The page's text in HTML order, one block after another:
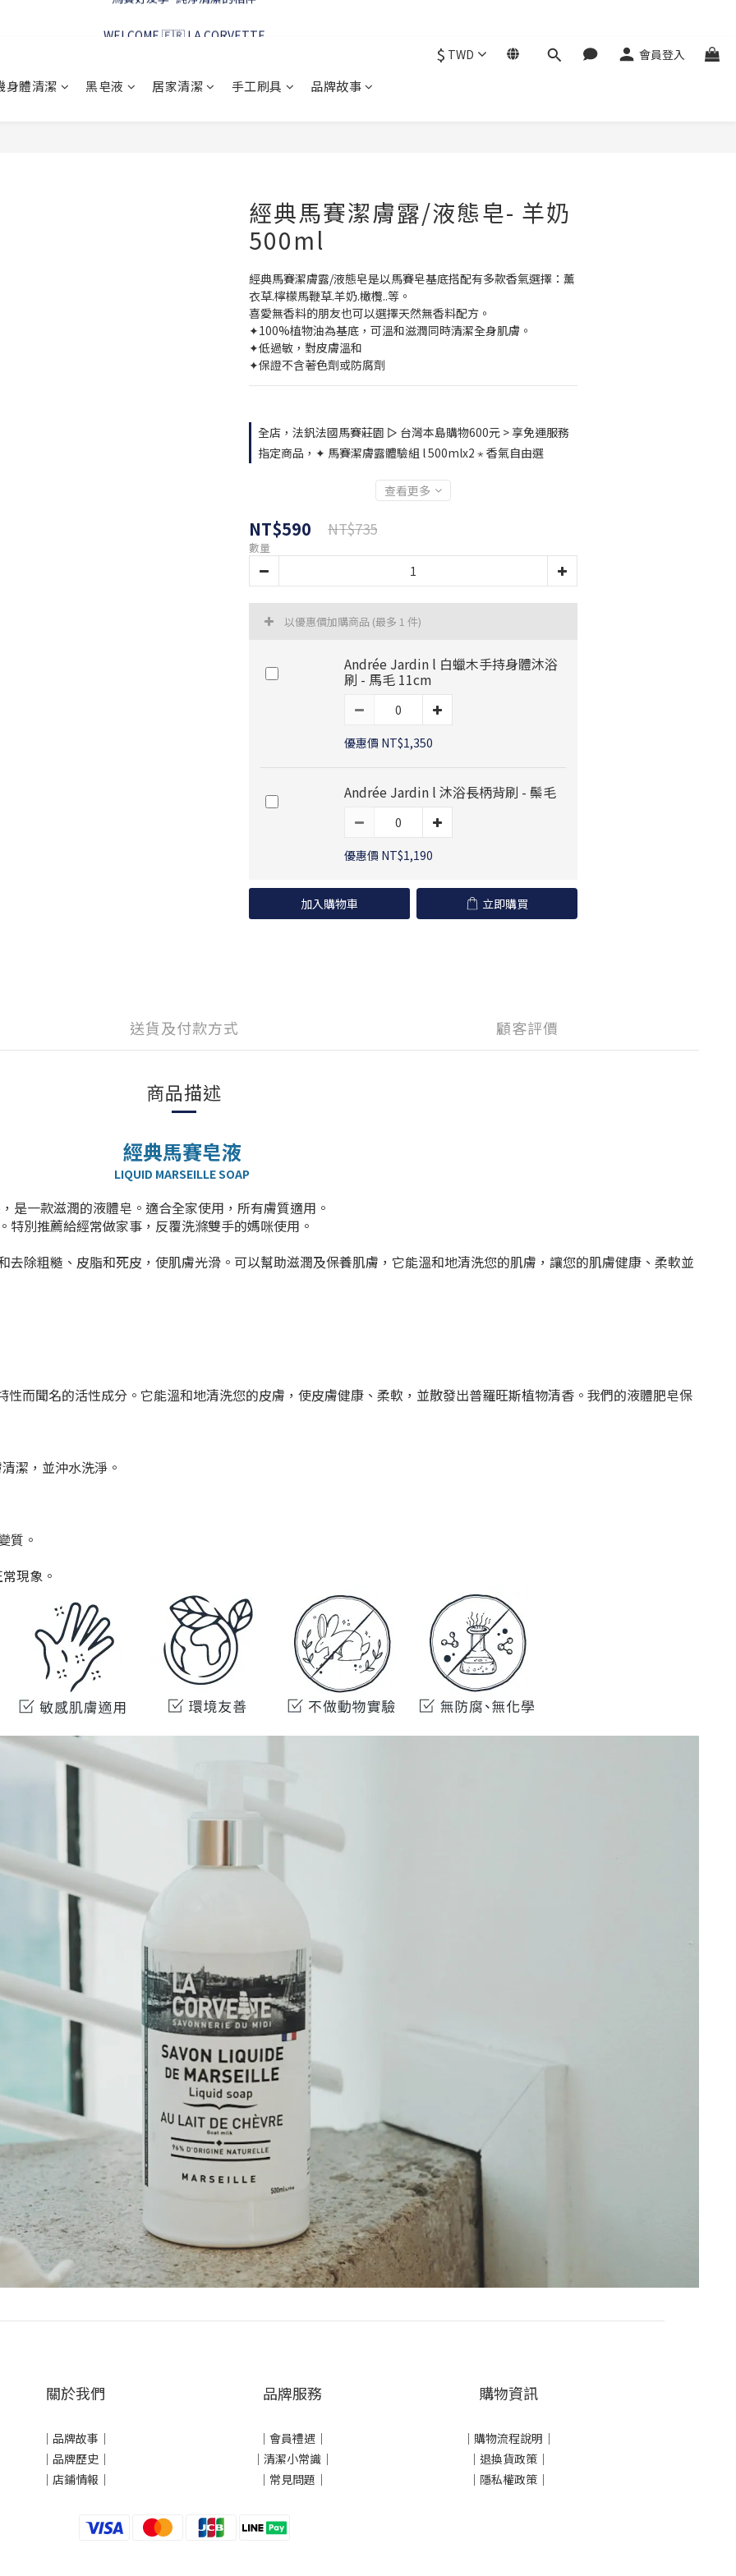
WELCOME 🇫🇷 LA CORVETTE
$ TWD 會員登入
身體清潔 黑皂液 居家清潔 手工刷具 品牌故事
經典馬賽潔膚露/液態皂- 羊奶
500ml
經典馬賽潔膚露/液態皂是以馬賽皂基底搭配有多款香氣選擇：薰
衣草.檸檬馬鞭草.羊奶.橄欖..等。
喜愛無香料的朋友也可以選擇天然無香料配方。
✦100%植物油為基底，可溫和滋潤同時清潔全身肌膚。
✦低過敏，對皮膚溫和
✦保證不含著色劑或防腐劑
全店，法釩法國馬賽莊園 ▻ 台灣本島購物600元 > 享免運服務
指定商品，✦ 馬賽潔膚露體驗組 l 500mlx2 ⋆ 香氣自由選
查看更多
NT$590 NT$735
數量
以優惠價加購商品 (最多 1 件)
Andrée Jardin l 白蠟木手持身體沐浴
刷 - 馬毛 11cm
優惠價 NT$1,350
Andrée Jardin l 沐浴長柄背刷 - 鬃毛
優惠價 NT$1,190
加入購物車 立即購買
送貨及付款方式 顧客評價
商品描述
經典馬賽皂液
LIQUID MARSEILLE SOAP
是一款滋潤的液體皂。 適合全家使用，所有膚質適用。
特別推薦給經常做家事，反覆洗滌雙手的媽咪使用。
除粗糙、皮脂和死皮，使肌膚光滑。可以幫助滋潤及保養肌膚，它能溫和地清洗您的肌膚，讓您的肌膚健康、柔軟並
而聞名的活性成分。它能溫和地清洗您的皮膚，使皮膚健康、柔軟，並散發出普羅旺斯植物清香。我們的液體肥皂保
潔，並沖水洗淨。
質。
現象。
關於我們
｜品牌故事 ｜
｜品牌歷史 ｜
｜店鋪情報｜
品牌服務
｜會員禮遇｜
｜清潔小常識｜
｜常見問題｜
購物資訊
｜ 購物流程說明 ｜
｜ 退換貨政策 ｜
｜ 隱私權政策 ｜